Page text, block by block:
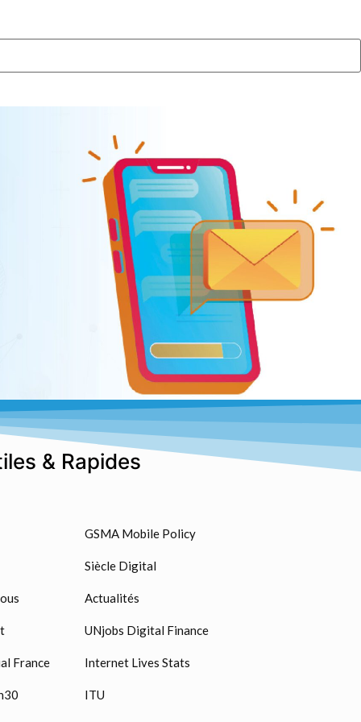
& Rapides
France
GSMA Mobile Policy
Siècle Digital
Actualités
UNjobs Digital Finance
Internet Lives Stats
ITU